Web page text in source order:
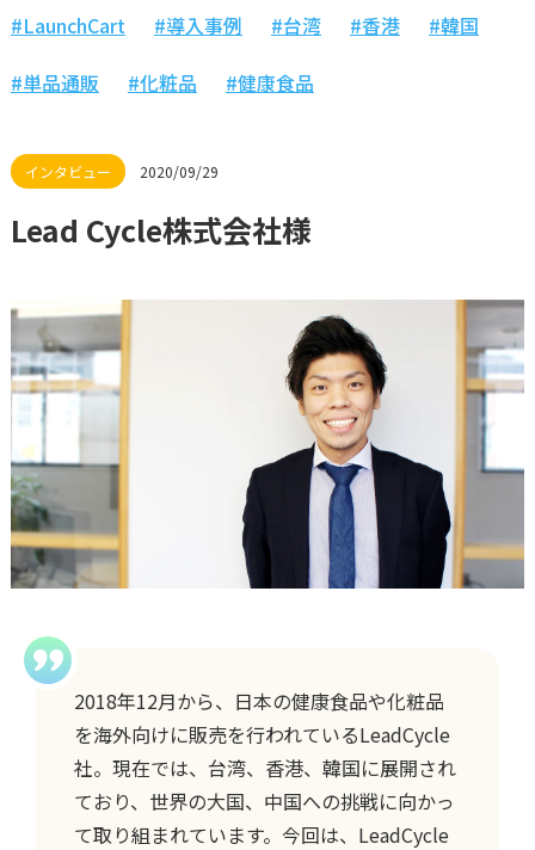
2020/09/29
LaunchCart 導入事例 台湾 香港
韓国
単品通販
化粧品 健康食品
Lead Cycle株式会社様
2018年12月から、日本の健康食品や化粧品
を海外向けに販売を行われているLeadCycle
社。現在では、台湾、香港、韓国に展開され
ており、世界の大国、中国への挑戦に向かっ
て取り組まれています。今回は、LeadCycle